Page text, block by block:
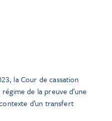
la Cour de cassation
de la preuve d’une
d’un transfert